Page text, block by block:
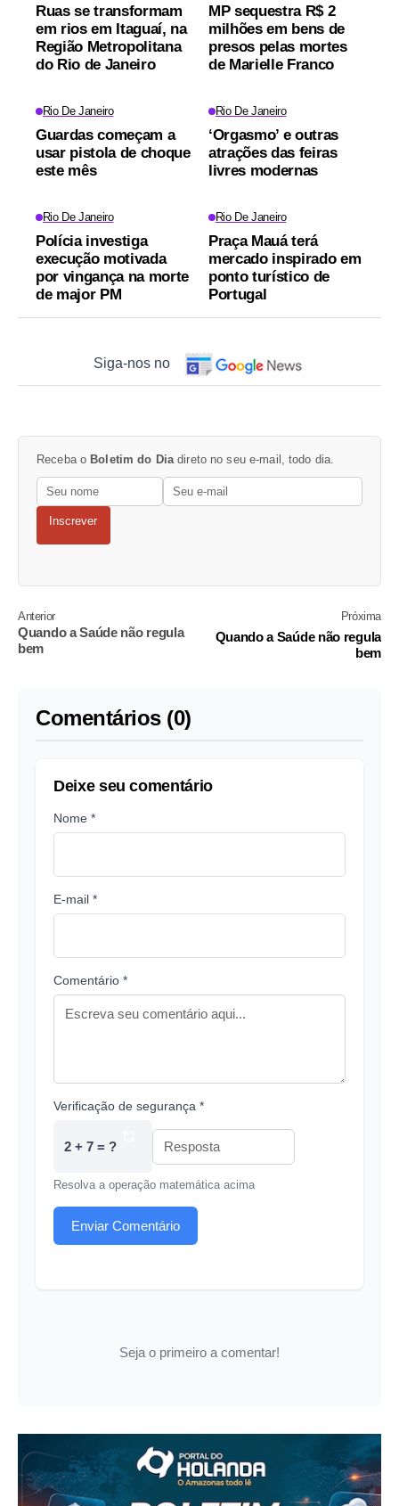
Ruas se transformam
em rios em Itaguaí, na
Região Metropolitana
do Rio de Janeiro
MP sequestra R$ 2
milhões em bens de
presos pelas mortes
de Marielle Franco
Rio De Janeiro
Guardas começam a
usar pistola de choque
este mês
Rio De Janeiro
‘Orgasmo’ e outras
atrações das feiras
livres modernas
Rio De Janeiro
Polícia investiga
execução motivada
por vingança na morte
de major PM
Rio De Janeiro
Praça Mauá terá
mercado inspirado em
ponto turístico de
Portugal
Siga-nos no
Receba o Boletim do Diadireto no seu e-mail, todo dia.
Inscrever
Anterior
Quando a Saúde não regula
bem
Próxima
Quando a Saúde não regula
bem
Comentários (0)
Deixe seu comentário
Nome *
E-mail *
Comentário *
Verificação de segurança *
2 + 7 = ?
Resolva a operação matemática acima
Enviar Comentário
Seja o primeiro a comentar!